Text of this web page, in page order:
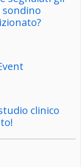
clinico